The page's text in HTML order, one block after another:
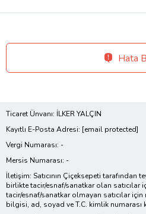
Hata
Ticaret Ünvanı: İLKER YALÇIN
Kayıtlı E-Posta Adresi: [email protected]
Vergi Numarası: -
Mersis Numarası: -
İletişim: Satıcının Çiçeksepeti
birlikte tacir/esnaf/sanatkar olan satıcılar
tacir/esnaf/sanatkar olmayan satıcılar
bilgisi, ad, soyad ve T.C. kimlik numarası